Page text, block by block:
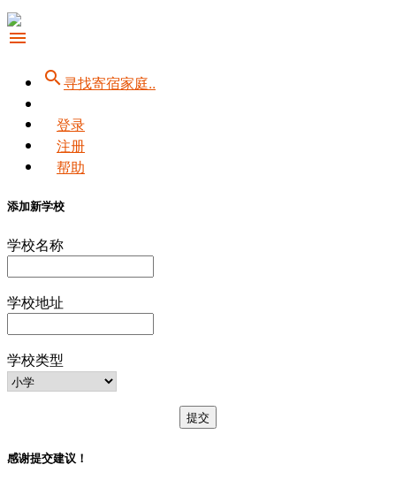
menu
search寻找寄宿家庭..
登录
注册
帮助
添加新学校
学校名称
学校地址
学校类型
提交
感谢提交建议！